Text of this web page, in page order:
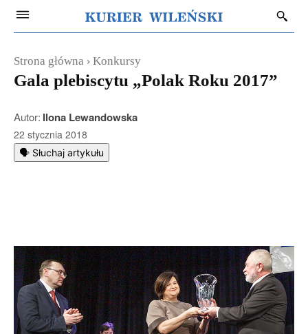
Strona główna Konkursy
Gala plebiscytu „Polak Roku 2017”
Autor: Ilona Lewandowska
22 stycznia 2018
🗣️ Słuchaj artykułu